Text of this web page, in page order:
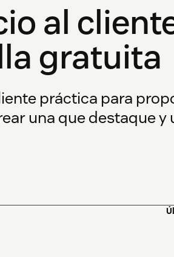
al
gratuita
práctica para
una que destaque